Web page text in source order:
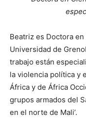
Beatriz es Doctora
Universidad de
trabajo están
la violencia política y
África y de África
grupos armados del
en el norte de Mali’.